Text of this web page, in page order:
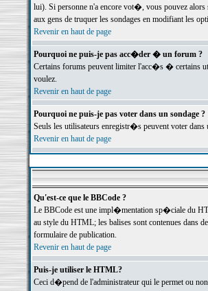
lui). Si personne n'a encore vot�, vous pouvez
aux gens de truquer les sondages en modifiant les
Revenir en haut de page
Pourquoi ne puis-je pas acc�der � un forum ?
Certains forums peuvent limiter l'acc�s � certains
voulez.
Revenir en haut de page
Pourquoi ne puis-je pas voter dans un sondage ?
Seuls les utilisateurs enregistr�s peuvent voter
Revenir en haut de page
Qu'est-ce que le BBCode ?
Le BBCode est une impl�mentation sp�ciale du
au style du HTML; les balises sont contenues
formulaire de publication.
Revenir en haut de page
Puis-je utiliser le HTML?
Ceci d�pend de l'administrateur qui le permet ou